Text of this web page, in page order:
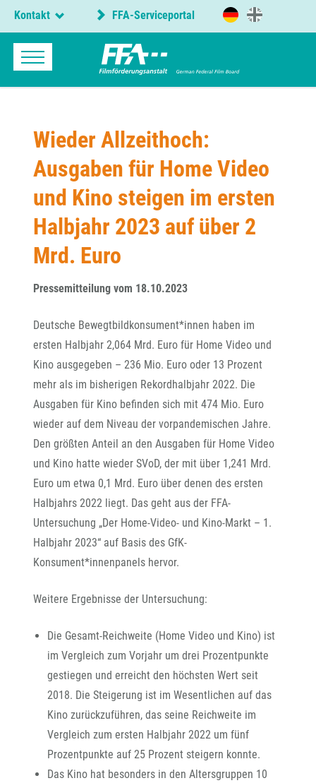
Kontakt FFA-Serviceportal
Wieder Allzeithoch:
Ausgaben für Home Video
und Kino steigen im ersten
Halbjahr 2023 auf über 2
Mrd. Euro
Pressemitteilung vom 18.10.2023
Deutsche Bewegtbildkonsument*innen haben im
ersten Halbjahr 2,064 Mrd. Euro für Home Video und
Kino ausgegeben – 236 Mio. Euro oder 13 Prozent
mehr als im bisherigen Rekordhalbjahr 2022. Die
Ausgaben für Kino befinden sich mit 474 Mio. Euro
wieder auf dem Niveau der vorpandemischen Jahre.
Den größten Anteil an den Ausgaben für Home Video
und Kino hatte wieder SVoD, der mit über 1,241 Mrd.
Euro um etwa 0,1 Mrd. Euro über denen des ersten
Halbjahrs 2022 liegt. Das geht aus der FFA-
Untersuchung „Der Home-Video- und Kino-Markt – 1.
Halbjahr 2023“ auf Basis des GfK-
Konsument*innenpanels hervor.
Weitere Ergebnisse der Untersuchung:
Die Gesamt-Reichweite (Home Video und Kino) ist
im Vergleich zum Vorjahr um drei Prozentpunkte
gestiegen und erreicht den höchsten Wert seit
2018. Die Steigerung ist im Wesentlichen auf das
Kino zurückzuführen, das seine Reichweite im
Vergleich zum ersten Halbjahr 2022 um fünf
Prozentpunkte auf 25 Prozent steigern konnte.
Das Kino hat besonders in den Altersgruppen 10